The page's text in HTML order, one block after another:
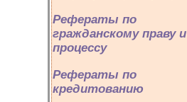
Рефераты по
гражданскому праву и
процессу
Рефераты по
кредитованию